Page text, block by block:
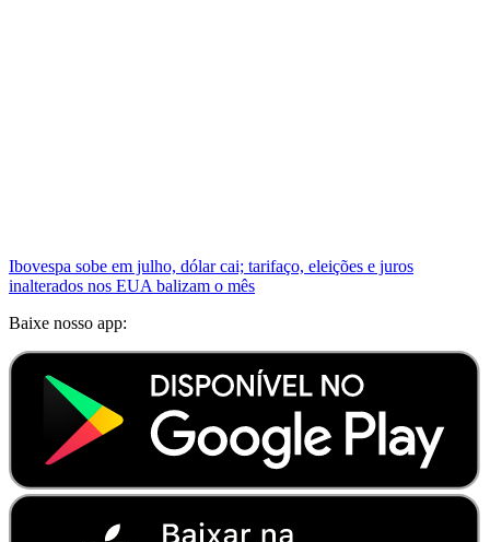
Ibovespa sobe em julho, dólar cai; tarifaço, eleições e juros
inalterados nos EUA balizam o mês
Baixe nosso app: